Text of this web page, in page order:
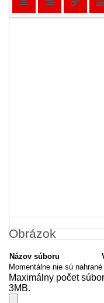
Obrázok
Názov súboru
Momentálne nie sú
Maximálny počet
3MB.